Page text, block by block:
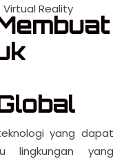
Virtual Reality
yang dapat
lingkungan yang